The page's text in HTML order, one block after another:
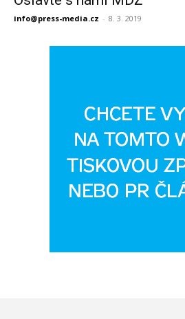
info@press-media.cz - 8. 3. 2019